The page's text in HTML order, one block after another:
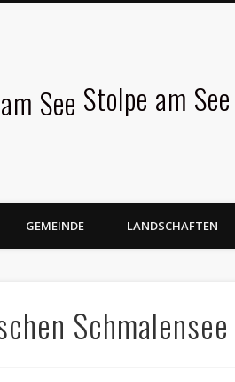
Stolpe am See
GEMEINDE LANDSCHAFTEN